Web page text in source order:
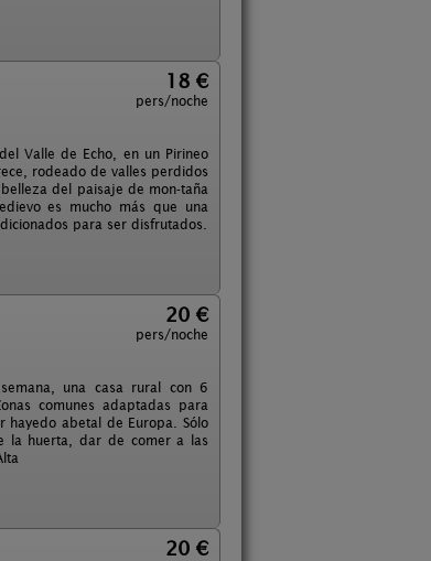
18 €
pers/noche
Valle de Echo, en un Pirineo
rodeado de valles perdidos
del paisaje de mon-taña
es mucho más que una
para ser disfrutados.
20 €
pers/noche
una casa rural con 6
comunes adaptadas para
hayedo abetal de Europa. Sólo
la huerta, dar de comer a las
20 €